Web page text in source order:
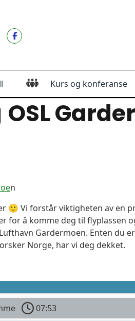
Kurs og konferanse
OSL
n
🙂 Vi forstår viktigheten av en
å komme deg til flyplassen
Gardermoen. Enten du
Norge, har vi deg dekket.
07:53